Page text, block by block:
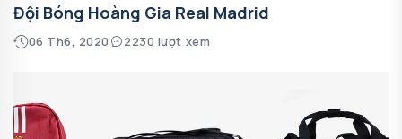
Đội Bóng Hoàng Gia Real Madrid
06 Th6, 2020 2230 lượt xem